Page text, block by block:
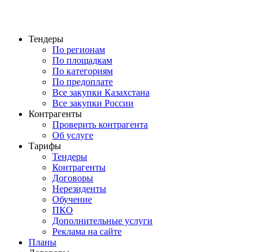
Тендеры
По регионам
По площадкам
По категориям
По предоплате
Все закупки Казахстана
Все закупки России
Контрагенты
Проверить контрагента
Об услуге
Тарифы
Тендеры
Контрагенты
Договоры
Нерезиденты
Обучение
ПКО
Дополнительные услуги
Реклама на сайте
Планы